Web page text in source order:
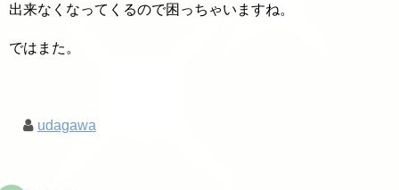
出来なくなってくるので困っちゃいますね。
ではまた。
udagawa